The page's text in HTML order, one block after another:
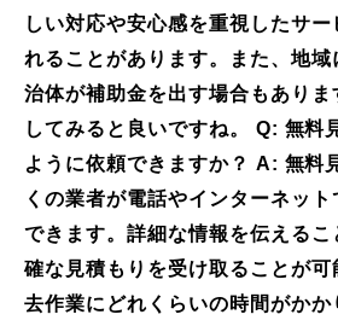
しい対応や安心感を重視したサー
れることがあります。また、地域
治体が補助金を出す場合もありま
してみると良いですね。 Q: 無料
ように依頼できますか？ A: 無料
くの業者が電話やインターネッ
できます。詳細な情報を伝えるこ
確な見積もりを受け取ることが
去作業にどれくらいの時間がか